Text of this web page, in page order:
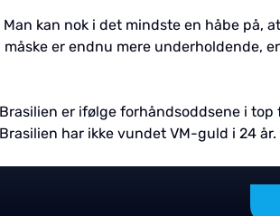
kan nok i det mindste en håbe på,
er endnu mere underholdende,
er ifølge forhåndsoddsene i
har ikke vundet VM-guld i 24